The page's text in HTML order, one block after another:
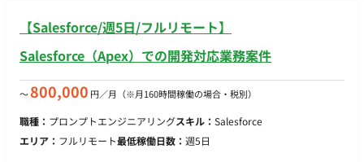
【Salesforce/週5日/フルリモート】
Salesforce（Apex）での開発対応業務案件
〜800,000 円／月 （※月160時間稼働の場合・税別）
職種： プロンプトエンジニアリングスキル： Salesforce
エリア： フルリモート最低稼働日数： 週5日